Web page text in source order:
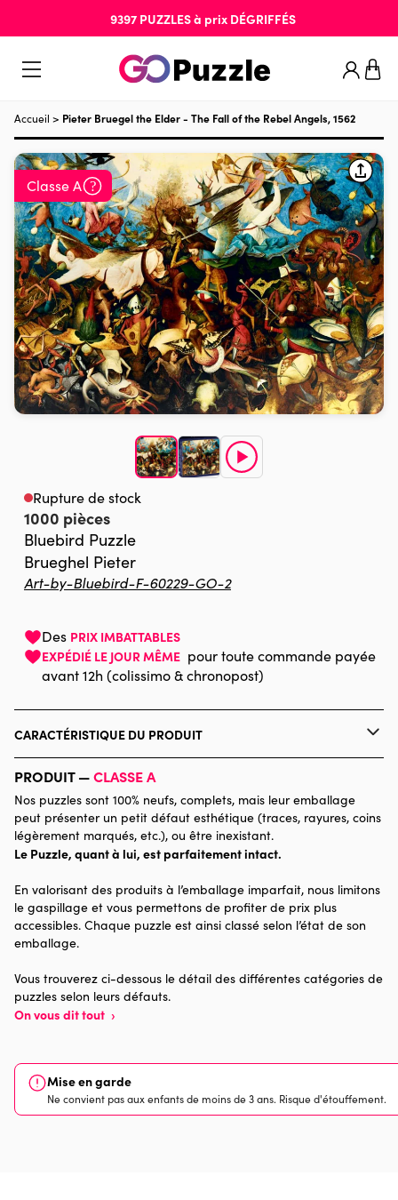
9397 PUZZLESà prix DÉGRIFFÉS
Accueil > Pieter Bruegel the Elder - The Fall of the Rebel Angels, 1562
Classe A
Rupture de stock
1000 pièces
Bluebird Puzzle
Brueghel Pieter
Art-by-Bluebird-F-60229-GO-2
Des PRIX IMBATTABLES
EXPÉDIÉ LE JOUR MÊME pour toute commande payée
avant 12h (colissimo & chronopost)
CARACTÉRISTIQUE DU PRODUIT
Catégorie Puzzles - Art
Age
Puzzle pour Adultes (500 à
Provenance Made in France
Dimensions
PRODUIT —CLASSE A
Nos puzzles sont 100% neufs, complets, mais leur emballage
peut présenter un petit défaut esthétique (traces, rayures, coins
légèrement marqués, etc.), ou être inexistant.
Le Puzzle, quant à lui, est parfaitement intact.
En valorisant des produits à l’emballage imparfait, nous limitons
le gaspillage et vous permettons de profiter de prix plus
accessibles. Chaque puzzle est ainsi classé selon l’état de son
emballage.
Vous trouverez ci-dessous le détail des différentes catégories de
puzzles selon leurs défauts.
On vous dit tout ›
Mise en garde
Ne convient pas aux enfants de moins de 3 ans. Risque d'étouffement.